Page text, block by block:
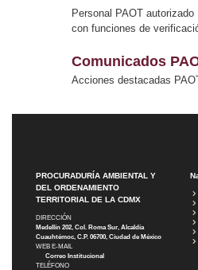
Personal PAOT autorizado
con funciones de
Comunicados
Acciones destacadas
PROCURADURÍA AMBIENTAL Y
DEL ORDENAMIENTO
TERRITORIAL DE LA CDMX
DIRECCIÓN
Medellín 202, Col. Roma Sur, Alcaldía
Cuauhtémoc, C.P. 06700, Ciudad de México
WEB E-MAIL
Correo Institucional
TELÉFONO